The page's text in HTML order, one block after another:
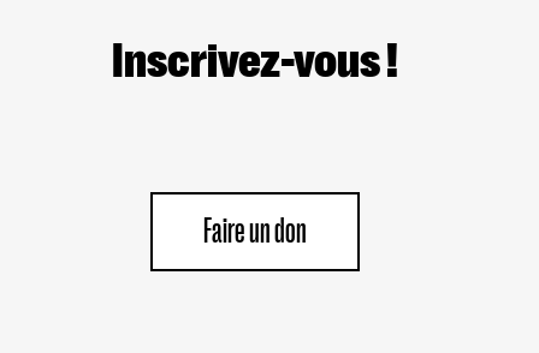
Inscrivez-vous !
Faire un don